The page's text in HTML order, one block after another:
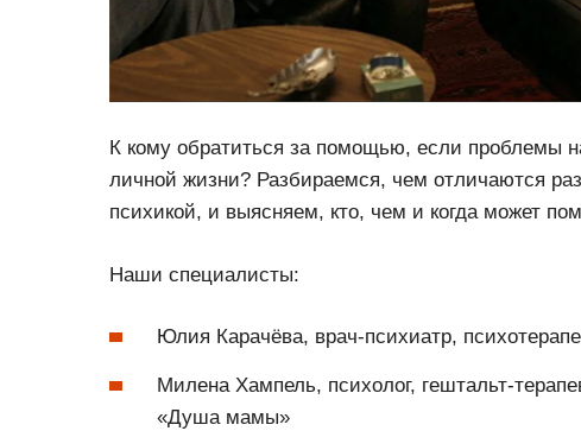
К кому обратиться за помощью, если проблемы
личной жизни? Разбираемся, чем отличаются
психикой, и выясняем, кто, чем и когда может
Наши специалисты:
Юлия Карачёва, врач-психиатр,
Милена Хампель, психолог, гештальт-
«Душа мамы»